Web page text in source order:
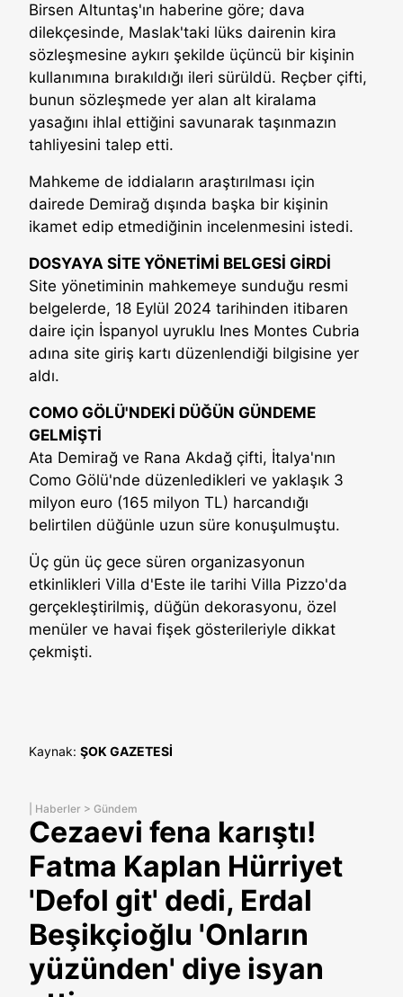
Birsen Altuntaş'ın haberine göre; dava
dilekçesinde, Maslak'taki lüks dairenin kira
sözleşmesine aykırı şekilde üçüncü bir kişinin
kullanımına bırakıldığı ileri sürüldü. Reçber çifti,
bunun sözleşmede yer alan alt kiralama
yasağını ihlal ettiğini savunarak taşınmazın
tahliyesini talep etti.
Mahkeme de iddiaların araştırılması için
dairede Demirağ dışında başka bir kişinin
ikamet edip etmediğinin incelenmesini istedi.
DOSYAYA SİTE YÖNETİMİ BELGESİ GİRDİ
Site yönetiminin mahkemeye sunduğu resmi
belgelerde, 18 Eylül 2024 tarihinden itibaren
daire için İspanyol uyruklu Ines Montes Cubria
adına site giriş kartı düzenlendiği bilgisine yer
aldı.
COMO GÖLÜ'NDEKİ DÜĞÜN GÜNDEME
GELMİŞTİ
Ata Demirağ ve Rana Akdağ çifti, İtalya'nın
Como Gölü'nde düzenledikleri ve yaklaşık 3
milyon euro (165 milyon TL) harcandığı
belirtilen düğünle uzun süre konuşulmuştu.
Üç gün üç gece süren organizasyonun
etkinlikleri Villa d'Este ile tarihi Villa Pizzo'da
gerçekleştirilmiş, düğün dekorasyonu, özel
menüler ve havai fişek gösterileriyle dikkat
çekmişti.
Kaynak: ŞOK GAZETESİ
Haberler > Gündem
Cezaevi fena karıştı!
Fatma Kaplan Hürriyet
'Defol git' dedi, Erdal
Beşikçioğlu 'Onların
yüzünden' diye isyan